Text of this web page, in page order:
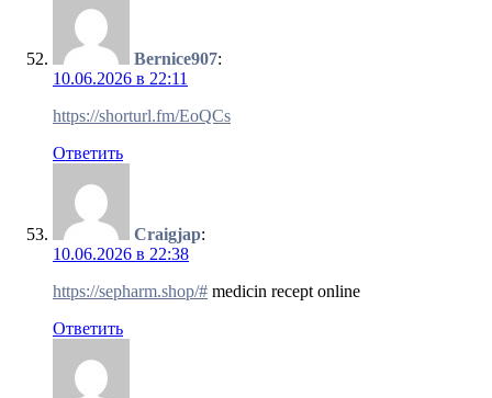
Bernice907:
10.06.2026 в 22:11
https://shorturl.fm/EoQCs
Ответить
Craigjap:
10.06.2026 в 22:38
https://sepharm.shop/# medicin recept online
Ответить